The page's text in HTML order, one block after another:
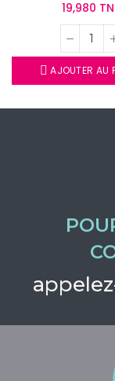
19,980
AJOUTER AU